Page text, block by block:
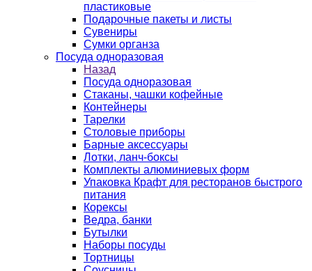
пластиковые
Подарочные пакеты и листы
Сувениры
Сумки органза
Посуда одноразовая
Назад
Посуда одноразовая
Стаканы, чашки кофейные
Контейнеры
Тарелки
Столовые приборы
Барные аксессуары
Лотки, ланч-боксы
Комплекты алюминиевых форм
Упаковка Крафт для ресторанов быстрого
питания
Корексы
Ведра, банки
Бутылки
Наборы посуды
Тортницы